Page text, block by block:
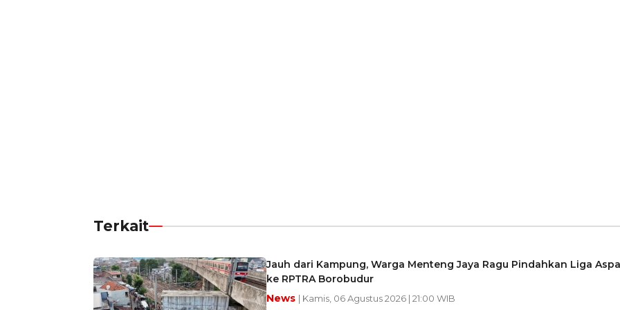
Terkait
Jauh dari Kampung, Warga Menteng Jaya Ragu Pindahkan Liga
ke RPTRA Borobudur
News | Kamis, 06 Agustus 2026 | 21:00 WIB